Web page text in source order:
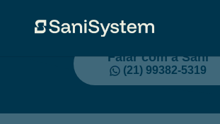
Falar com a Sani
(21) 99382-5319